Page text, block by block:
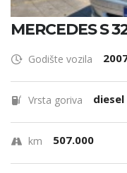
MERCEDES S
Godište vozila
Vrsta goriva diesel
km 507.000